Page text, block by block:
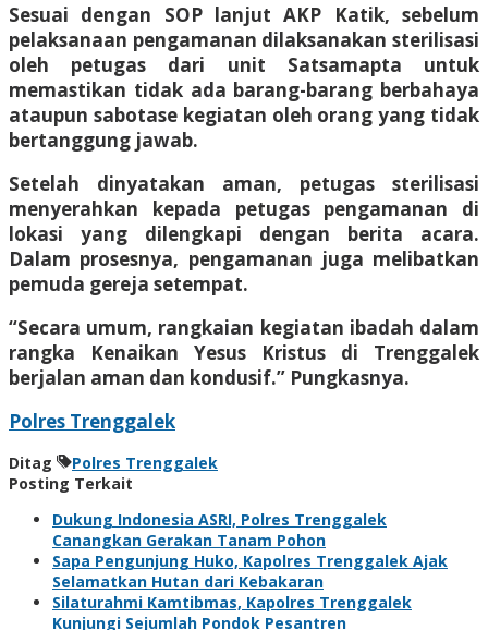
Sesuai dengan SOP lanjut AKP Katik, sebelum
pelaksanaan pengamanan dilaksanakan sterilisasi
oleh petugas dari unit Satsamapta untuk
memastikan tidak ada barang-barang berbahaya
ataupun sabotase kegiatan oleh orang yang tidak
bertanggung jawab.
Setelah dinyatakan aman, petugas sterilisasi
menyerahkan kepada petugas pengamanan di
lokasi yang dilengkapi dengan berita acara.
Dalam prosesnya, pengamanan juga melibatkan
pemuda gereja setempat.
“Secara umum, rangkaian kegiatan ibadah dalam
rangka Kenaikan Yesus Kristus di Trenggalek
berjalan aman dan kondusif.” Pungkasnya.
Polres Trenggalek
Ditag
Polres Trenggalek
Posting Terkait
Dukung Indonesia ASRI, Polres Trenggalek
Canangkan Gerakan Tanam Pohon
Sapa Pengunjung Huko, Kapolres Trenggalek Ajak
Selamatkan Hutan dari Kebakaran
Silaturahmi Kamtibmas, Kapolres Trenggalek
Kunjungi Sejumlah Pondok Pesantren